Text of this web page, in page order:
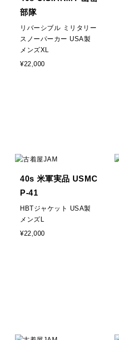
部隊
リバーシブル ミリタリー
スノーパーカー USA製
メンズXL
¥22,000
40s 米軍実品 USMC
P-41
HBTジャケット USA製
メンズL
¥22,000